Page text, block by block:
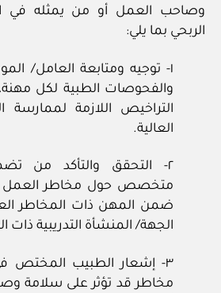
وصاحب العمل أو من يمثله في
الربحي بما يلي:
١- توجيه ومتابعة العامل/
والفحوصات الطبية لكل
التراخيص اللازمة
العالية.
٢- التحقق والتأكد من
متخصص حول مخاطر العمل
ضمن المهن ذات المخاطر
الجهة/ المنشأة التدريبية ذات
٣- إشعار الطبيب المختص
مخاطر قد تؤثر على سلامة